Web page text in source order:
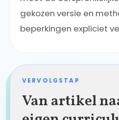
gekozen versie en
beperkingen expliciet
VERVOLGSTAP
Van artikel